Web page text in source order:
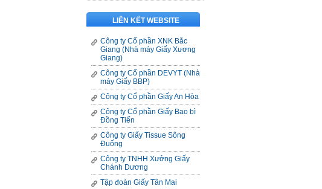
LIÊN KẾT WEBSITE
Công ty Cổ phần XNK Bắc
Giang (Nhà máy Giấy Xương
Giang)
Công ty Cổ phần DEVYT (Nhà
máy Giấy BBP)
Công ty Cổ phần Giấy An Hòa
Công ty Cổ phần Giấy Bao bì
Đồng Tiến
Công ty Giấy Tissue Sông
Đuống
Công ty TNHH Xưởng Giấy
Chánh Dương
Tập đoàn Giấy Tân Mai